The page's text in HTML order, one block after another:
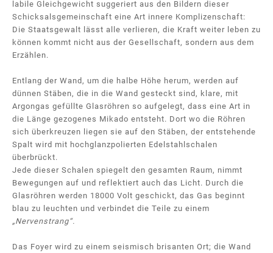
labile Gleichgewicht suggeriert aus den Bildern dieser
Schicksalsgemeinschaft eine Art innere Komplizenschaft:
Die Staatsgewalt lässt alle verlieren, die Kraft weiter leben zu
können kommt nicht aus der Gesellschaft, sondern aus dem
Erzählen.
Entlang der Wand, um die halbe Höhe herum, werden auf
dünnen Stäben, die in die Wand gesteckt sind, klare, mit
Argongas gefüllte Glasröhren so aufgelegt, dass eine Art in
die Länge gezogenes Mikado entsteht. Dort wo die Röhren
sich überkreuzen liegen sie auf den Stäben, der entstehende
Spalt wird mit hochglanzpolierten Edelstahlschalen
überbrückt.
Jede dieser Schalen spiegelt den gesamten Raum, nimmt
Bewegungen auf und reflektiert auch das Licht. Durch die
Glasröhren werden 18000 Volt geschickt, das Gas beginnt
blau zu leuchten und verbindet die Teile zu einem
„Nervenstrang“.
Das Foyer wird zu einem seismisch brisanten Ort; die Wand